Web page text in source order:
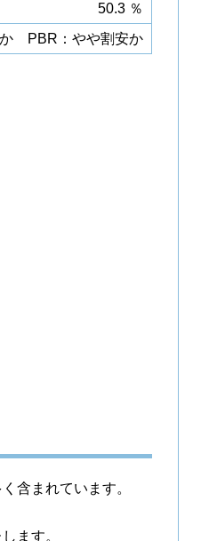
50.3 ％
PBR：やや割安か
含まれています。
ます。